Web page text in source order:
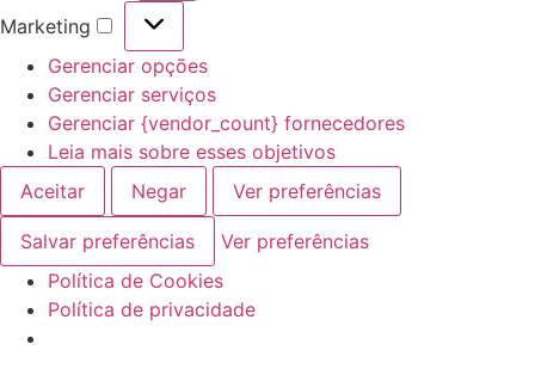
Marketing
Marketing
Gerenciar opções
Gerenciar serviços
Gerenciar {vendor_count} fornecedores
Leia mais sobre esses objetivos
Aceitar
Negar Ver preferências
Salvar preferências
Ver preferências
Política de Cookies
Política de privacidade